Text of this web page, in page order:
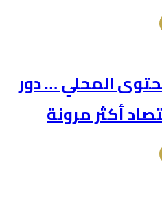
المحلي … دور
أكثر مرونة